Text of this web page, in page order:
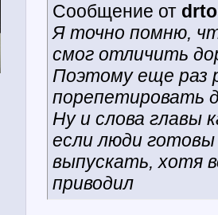
Сообщение от
Я точно помню,
смог отличить
Поэтому еще раз
порепетировать
Ну и слова главы
если люди готовы
выпускать, хотя
приводил